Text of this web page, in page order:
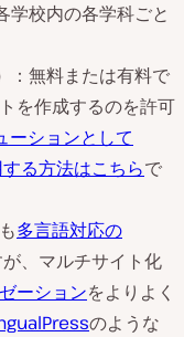
学校内の各学科ごと
：無料または有料で
を作成するのを許可
ーションとして
る方法はこちらで
多言語対応の
、マルチサイト化
ーションをよりよく
のような